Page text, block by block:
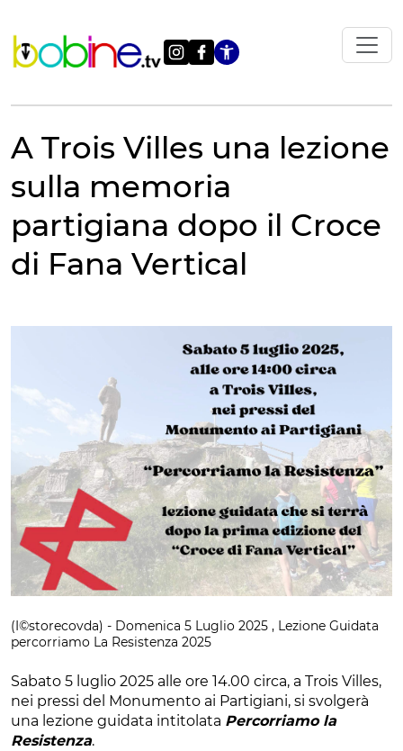
contenuto
Apri le
A Trois Villes una lezione
sulla memoria
partigiana dopo il Croce
di Fana Vertical
(I©storecovda) - Domenica 5 Luglio 2025 , Lezione Guidata
percorriamo La Resistenza 2025
Sabato 5 luglio 2025 alle ore 14.00 circa, a Trois Villes,
nei pressi del Monumento ai Partigiani, si svolgerà
una lezione guidata intitolata Percorriamo la
Resistenza.